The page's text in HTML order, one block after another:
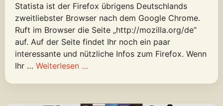
Statista ist der Firefox übrigens Deutschlands
zweitliebster Browser nach dem Google Chrome.
Ruft im Browser die Seite „http://mozilla.org/de“
auf. Auf der Seite findet Ihr noch ein paar
interessante und nützliche Infos zum Firefox. Wenn
Ihr … Weiterlesen …